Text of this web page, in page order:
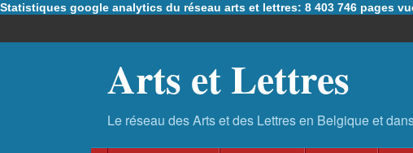
Statistiques google analytics du réseau arts et lettres: 8 403 746 pages
Arts et Lettres